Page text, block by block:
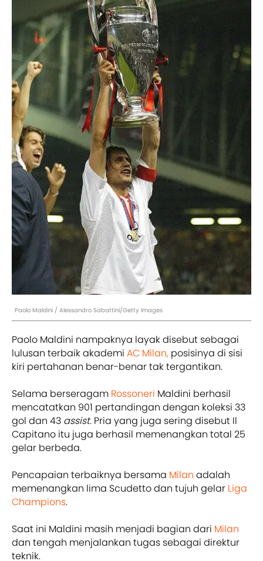
Paolo Maldini / Alessandro Sabattini/Getty Images
Paolo Maldini nampaknya layak disebut sebagai
lulusan terbaik akademi AC Milan, posisinya di sisi
kiri pertahanan benar-benar tak tergantikan.
Selama berseragam Rossoneri Maldini berhasil
mencatatkan 901 pertandingan dengan koleksi 33
gol dan 43 assist. Pria yang juga sering disebut Il
Capitano itu juga berhasil memenangkan total 25
gelar berbeda.
Pencapaian terbaiknya bersama Milan adalah
memenangkan lima Scudetto dan tujuh gelar Liga
Champions.
Saat ini Maldini masih menjadi bagian dari Milan
dan tengah menjalankan tugas sebagai direktur
teknik.